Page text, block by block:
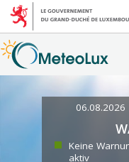
06.08.2026
Keine
aktiv